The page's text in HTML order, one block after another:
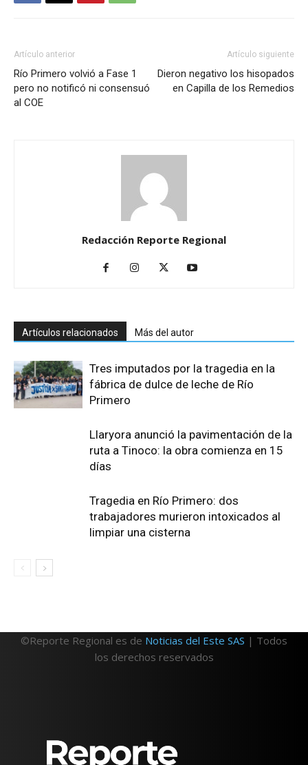
Artículo anterior
Río Primero volvió a Fase 1
pero no notificó ni consensuó
al COE
Artículo siguiente
Dieron negativo los hisopados
en Capilla de los Remedios
Redacción Reporte Regional
Artículos relacionados Más del autor
Tres imputados por la tragedia en la
fábrica de dulce de leche de Río
Primero
Llaryora anunció la pavimentación de la
ruta a Tinoco: la obra comienza en 15
días
Tragedia en Río Primero: dos
trabajadores murieron intoxicados al
limpiar una cisterna
©Reporte Regional es de Noticias del Este SAS | Todos
los derechos reservados